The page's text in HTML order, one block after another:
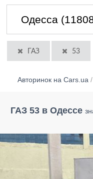
ГАЗ 53
Авторинок на Cars.ua /
ГАЗ 53 в Одессе